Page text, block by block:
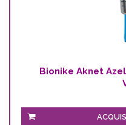
Bionike Aknet